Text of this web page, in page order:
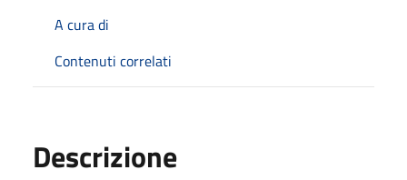
A cura di
Contenuti correlati
Descrizione